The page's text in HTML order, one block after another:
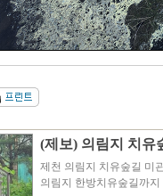
(제보) 의림지 치유
제천 의림지 치유숲길 미
의림지 한방치유숲길까